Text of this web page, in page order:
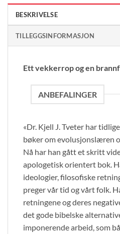
BESKRIVELSE
TILLEGGSINFORMASJON
Ett vekkerrop og en
ANBEFALINGER
«Dr. Kjell J. Tveter har
bøker om evolusjonslæren
Nå har han gått et skritt
apologetisk orientert bok.
ideologier, filosofiske
preger vår tid og vårt folk.
retningene og deres
det gode bibelske
imponerende arbeid, som